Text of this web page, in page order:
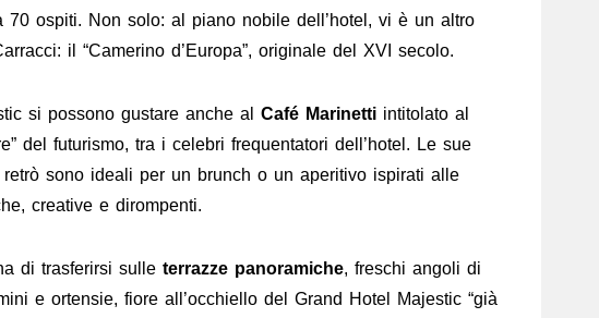
70 ospiti. Non solo: al piano nobile dell’hotel, vi è un altro
il “Camerino d’Europa”, originale del XVI secolo.
si possono gustare anche al Café Marinetti intitolato al
del futurismo, tra i celebri frequentatori dell’hotel. Le sue
retrò sono ideali per un brunch o un aperitivo ispirati alle
creative e dirompenti.
di trasferirsi sulle terrazze panoramiche, freschi angoli di
e ortensie, fiore all’occhiello del Grand Hotel Majestic “già